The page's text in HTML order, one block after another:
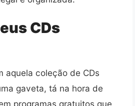
CDs
aquela coleção de CDs
gaveta, tá na hora de
programas gratuitos que